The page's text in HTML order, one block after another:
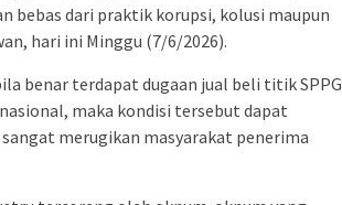
bebas dari praktik korupsi, kolusi maupun
hari ini Minggu (7/6/2026).
benar terdapat dugaan jual beli titik SPPG
maka kondisi tersebut dapat
merugikan masyarakat penerima